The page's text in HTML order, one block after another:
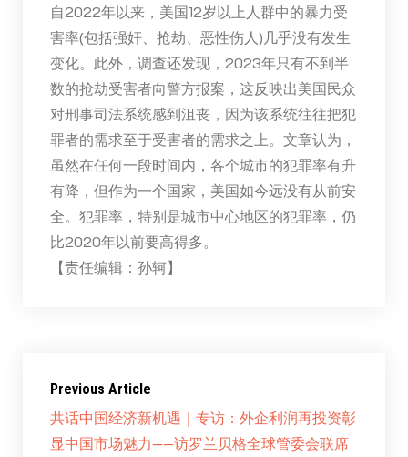
自2022年以来，美国12岁以上人群中的暴力受
害率(包括强奸、抢劫、恶性伤人)几乎没有发生
变化。此外，调查还发现，2023年只有不到半
数的抢劫受害者向警方报案，这反映出美国民众
对刑事司法系统感到沮丧，因为该系统往往把犯
罪者的需求至于受害者的需求之上。文章认为，
虽然在任何一段时间内，各个城市的犯罪率有升
有降，但作为一个国家，美国如今远没有从前安
全。犯罪率，特别是城市中心地区的犯罪率，仍
比2020年以前要高得多。
【责任编辑：孙轲】
Previous Article
共话中国经济新机遇｜专访：外企利润再投资彰
显中国市场魅力——访罗兰贝格全球管委会联席